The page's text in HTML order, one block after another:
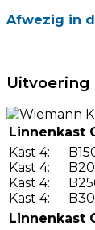
Afwezig in
Uitvoering
Linnenkast
Kast 4:
Kast 4:
Kast 4:
Kast 4:
Linnenkast